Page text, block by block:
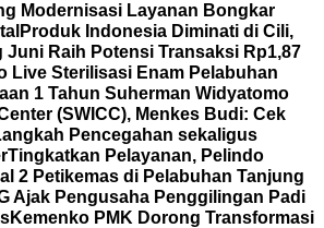
Modernisasi Layanan Bongkar
Produk Indonesia Diminati di Cili,
Juni Raih Potensi Transaksi Rp1,87
Live Sterilisasi Enam Pelabuhan
1 Tahun Suherman Widyatomo
(SWICC), Menkes Budi: Cek
Pencegahan sekaligus
Tingkatkan Pelayanan, Pelindo
2 Petikemas di Pelabuhan Tanjung
Ajak Pengusaha Penggilingan Padi
Kemenko PMK Dorong Transformasi